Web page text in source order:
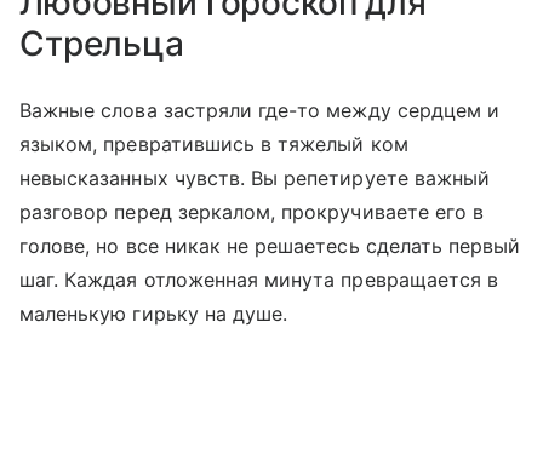
Стрельца
Важные слова застряли где-то между сердцем и
языком, превратившись в тяжелый ком
невысказанных чувств. Вы репетируете важный
разговор перед зеркалом, прокручиваете его в
голове, но все никак не решаетесь сделать первый
шаг. Каждая отложенная минута превращается в
маленькую гирьку на душе.